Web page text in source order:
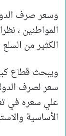
وسعر صرف
المواطنين ،
الكثير من
ويبحث قطاع
سعر لصرف
علي سعره في
الأساسية